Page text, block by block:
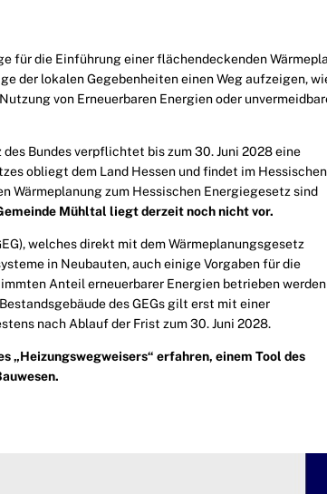
für die Einführung einer flächendeckenden
der lokalen Gegebenheiten einen Weg aufzeigen,
von Erneuerbaren Energien oder
Bundes verpflichtet bis zum 30. Juni 2028 eine
obliegt dem Land Hessen und findet im Hessischen
Wärmeplanung zum Hessischen Energiegesetz sind
Mühltal liegt derzeit nochnicht vor.
welches direkt mit dem Wärmeplanungsgesetz
in Neubauten, auch einige Vorgaben für die
Anteil erneuerbarer Energien betrieben werden
des GEGs gilt erst mit einer
nach Ablauf der Frist zum 30. Juni 2028.
„Heizungswegweisers“ erfahren, einem Tool des